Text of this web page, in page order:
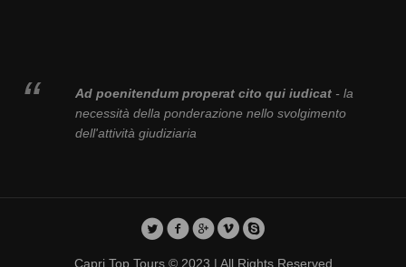
Ad poenitendum properat cito qui iudicat- la
necessità della ponderazione nello svolgimento
dell'attività giudiziaria
Capri Top Tours © 2023 | All Rights Reserved